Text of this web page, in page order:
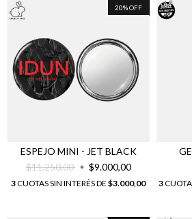
20%OFF
ESPEJO MINI - JET BLACK
$11.250,00
$9.000,00
3CUOTAS SIN INTERÉS DE $3.000,00 3